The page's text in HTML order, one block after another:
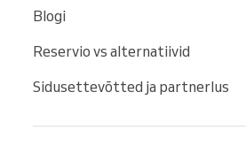
Blogi
Reservio vs alternatiivid
Sidusettevõtted ja partnerlus